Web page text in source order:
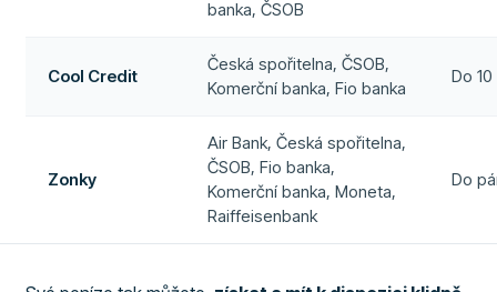
banka, ČSOB
Cool Credit
Česká spořitelna, ČSOB,
Komerční banka, Fio banka
Do
Zonky
Air Bank, Česká spořitelna,
ČSOB, Fio banka,
Komerční banka, Moneta,
Raiffeisenbank
Do